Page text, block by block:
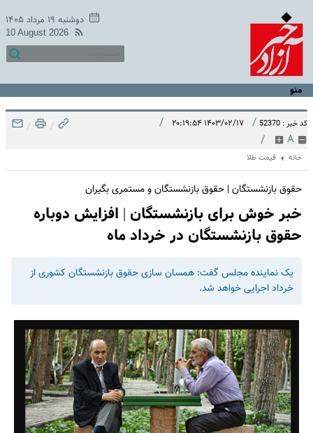
دوشنبه ۱۹ مرداد ۱۴۰۵
10 August 2026
منو
کد خبر : 52370 / ۱۴۰۳/۰۲/۱۷ ۲۰:۱۹:۵۴ /
A
/
/
/
خانه قیمت طلا
حقوق بازنشستگان | حقوق بازنشستگان و مستمری بگیران
خبر خوش برای بازنشستگان | افزایش دوباره
حقوق بازنشستگان در خرداد ماه
یک نماینده مجلس گفت: همسان سازی حقوق بازنشستگان کشوری از
خرداد اجرایی خواهد شد.